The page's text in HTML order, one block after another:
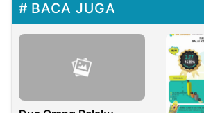
BACA JUGA